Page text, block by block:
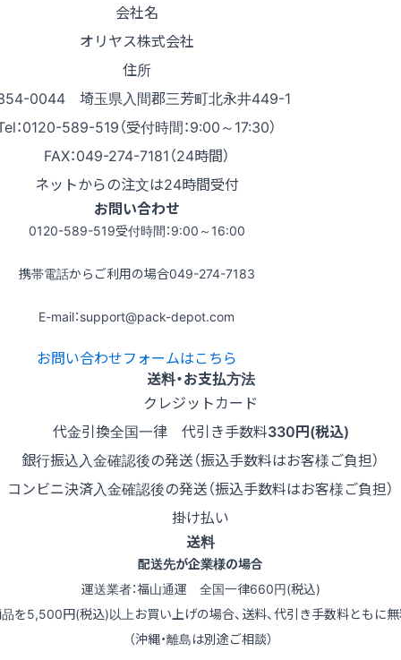
会社名
オリヤス株式会社
住所
0044 埼玉県入間郡三芳町北永井449-1
：0120-589-519（受付時間：9:00～17:30）
FAX：049-274-7181（24時間）
ネットからの注文は24時間受付
お問い合わせ
0120-589-519受付時間：9:00～16:00
携帯電話からご利用の場合049-274-7183
E-mail：support@pack-depot.com
お問い合わせフォームはこちら
送料・お支払方法
クレジットカード
代金引換全国一律 代引き手数料330円(税込)
銀行振込入金確認後の発送（振込手数料はお客様ご負担）
コンビニ決済入金確認後の発送（振込手数料はお客様ご負担）
掛け払い
送料
配送先が企業様の場合
運送業者：福山通運 全国一律660円(税込)
品を5,500円(税込)以上お買い上げの場合、送料、代引き手数料ともに無
（沖縄・離島は別途ご相談）